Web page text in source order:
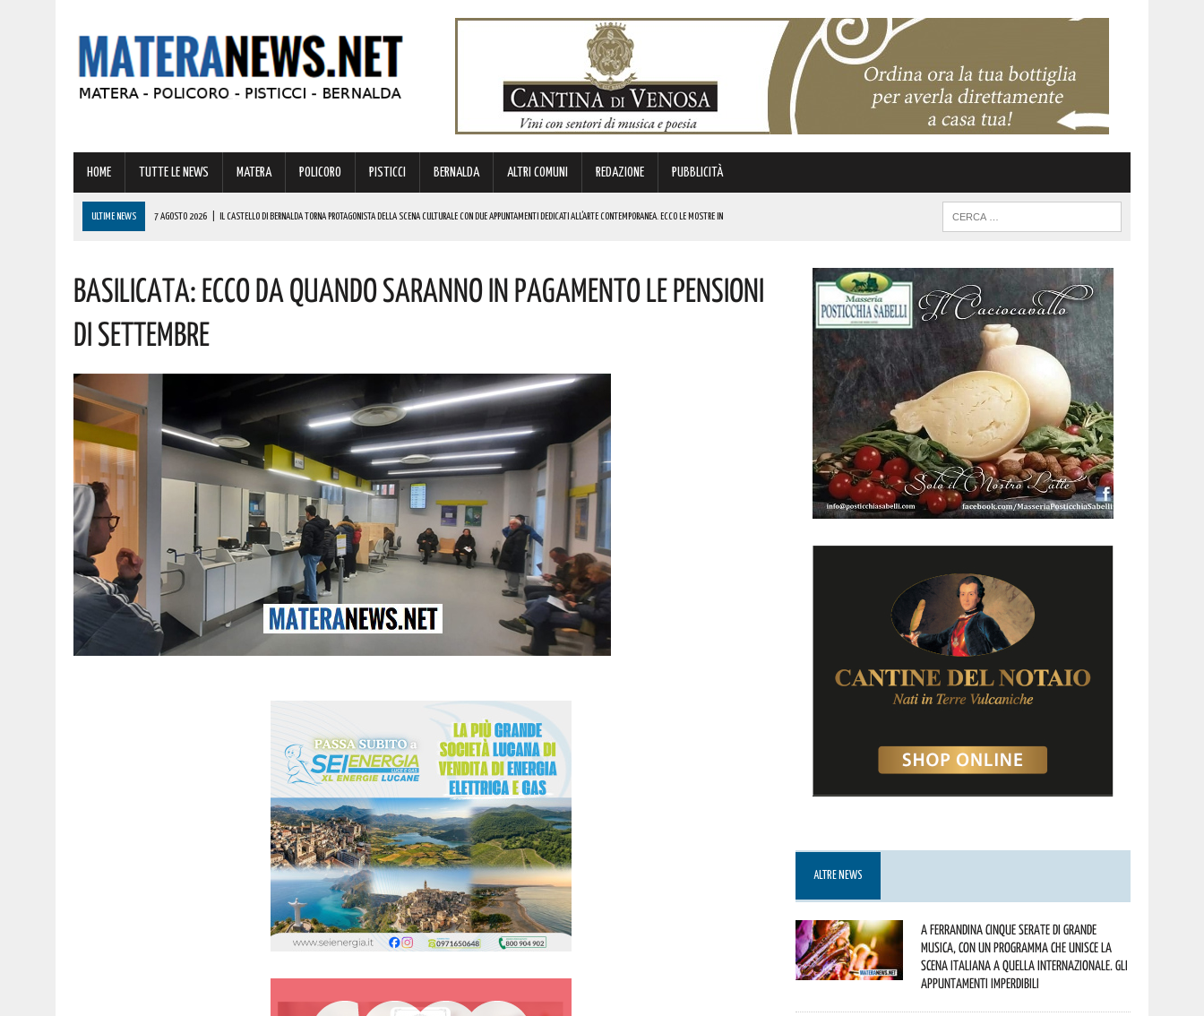
HOME TUTTE LE NEWS MATERA POLICORO PISTICCI BERNALDA ALTRI COMUNI REDAZIONE PUBBLICITÀ
ULTIME NEWS 7 AGOSTO 2026 IL CASTELLO DI BERNALDA TORNA PROTAGONISTA DELLA SCENA CULTURALE CON DUE APPUNTAMENTI DEDICATI ALL’ARTE CONTEMPORANEA. ECCO LE MOSTRE IN
7 AGOSTO 2026 | A GRASSANO FERVONO I PREPARATIVI PER LA RIEVOCAZIONE STORICA “I CAVALIERI DI MALTA”. ECCO IL PROGRAMMA
7 AGOSTO 2026 | BERNALDA: IL SUGGESTIVO SCENARIO DELLE TAVOLE PALATINE FARÀ DA CORNICE ALLO SPETTACOLO DI ROSMY, UN EMOZIONANTE VIAGGIO TRA MUSICA E PAROLE. I DETTAGLI
Basilicata: Ecco Da Quando Saranno In Pagamento Le Pensioni
Di Settembre
ALTRE NEWS
A Ferrandina cinque serate di grande
musica, con un programma che unisce la
scena italiana a quella internazionale. Gli
appuntamenti imperdibili